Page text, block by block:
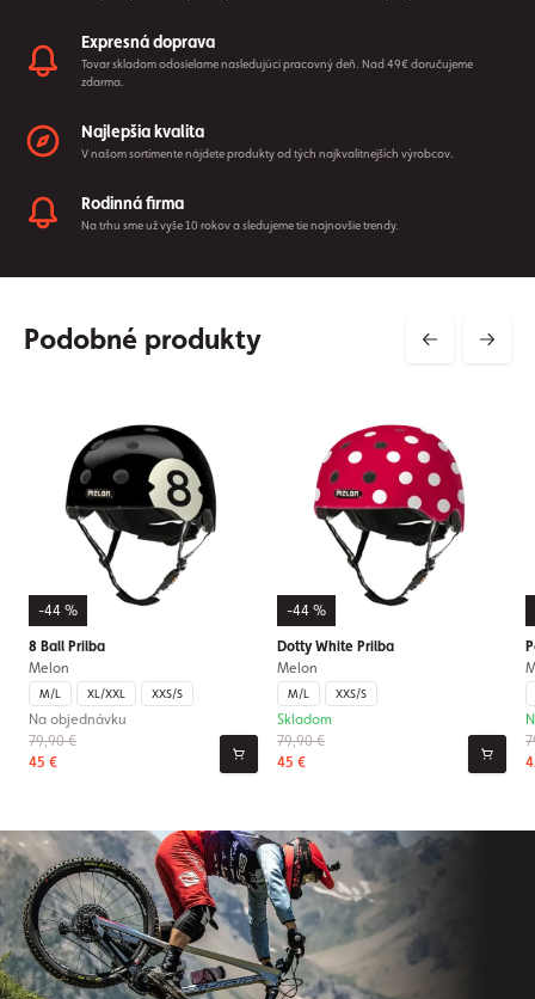
Expresná doprava
Tovar skladom odosielame nasledujúci pracovný deň. Nad 49€ doručujeme
zdarma.
Najlepšia kvalita
V našom sortimente nájdete produkty od tých najkvalitnejších výrobcov.
Rodinná firma
Na trhu sme už vyše 10 rokov a sledujeme tie najnovšie trendy.
Podobné produkty
-44 %
8 Ball Prilba
Melon
M/L XL/XXL XXS/S
79,90 €
45 €
Na objednávku
-44 %
Dotty White Prilba
Melon
M/L XXS/S
79,90 €
45 €
Skladom